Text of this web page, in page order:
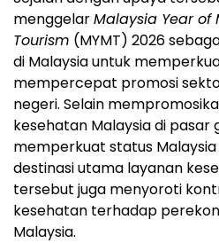
menggelarMalaysia Year of
Tourism (MYMT) 2026
di Malaysia untuk
mempercepat promosi
negeri. Selain
kesehatan Malaysia di pasar
memperkuat status
destinasi utama layanan
tersebut juga menyoroti
kesehatan terhadap
Malaysia.